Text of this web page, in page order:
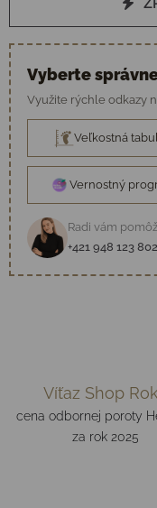
Vyberte
Využite rýchle odkazy
Veľkostná
Vernostný
Radi vám
+421 948 123 802
Víťaz Shop
cena odbornej poroty
za rok 2025